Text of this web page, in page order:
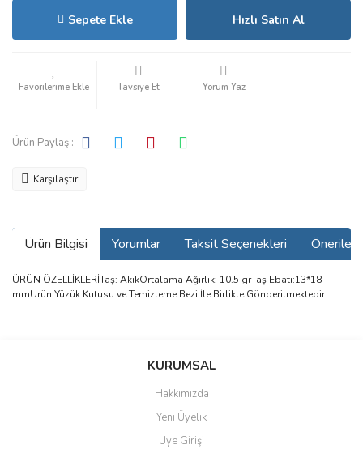
Sepete Ekle Hızlı Satın Al
Tavsiye Et Yorum Yaz
Ürün Paylaş :
Karşılaştır
Ürün Bilgisi Yorumlar Taksit Seçenekleri
ÜRÜN ÖZELLİKLERİTaş: AkikOrtalama Ağırlık: 10.5 grTaş Ebatı:13*18
mmÜrün Yüzük Kutusu ve Temizleme Bezi İle Birlikte Gönderilmektedir
Bu ürüne ilk yorumu siz yapın!
Yorum Yaz
Ürün resmi kalitesiz, bozuk veya görüntülenemiyor.
Ürün açıklamasında eksik bilgiler bulunuyor.
KURUMSAL
Hakkımızda
Yeni Üyelik
Üye Girişi